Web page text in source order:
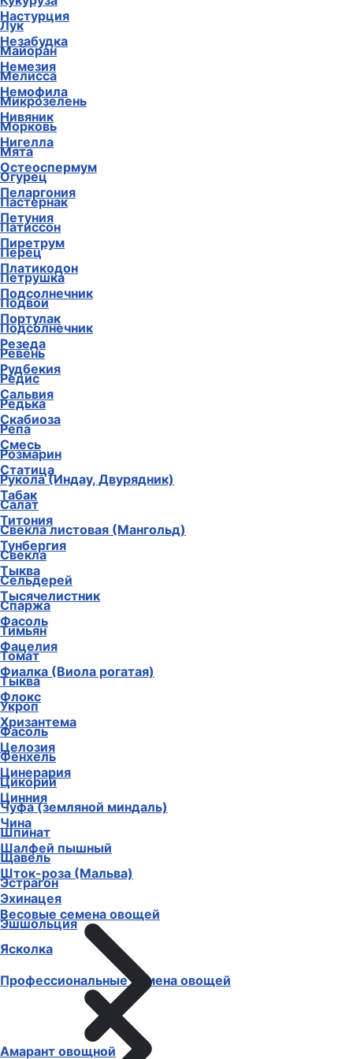
Настурция
Незабудка
Немезия
Немофила
Нивяник
Нигелла
Остеоспермум
Пеларгония
Петуния
Пиретрум
Платикодон
Подсолнечник
Портулак
Резеда
Рудбекия
Сальвия
Скабиоза
Смесь
Статица
Табак
Титония
Тунбергия
Тыква
Тысячелистник
Фасоль
Фацелия
Фиалка (Виола рогатая)
Флокс
Хризантема
Целозия
Цинерария
Цинния
Чина
Шалфей пышный
Шток-роза (Мальва)
Эхинацея
Эшшольция
Ясколка
Профессиональные семена овощей
Лук
Майоран
Мелисса
Микрозелень
Морковь
Мята
Огурец
Пастернак
Патиссон
Перец
Петрушка
Подвои
Подсолнечник
Ревень
Редис
Редька
Репа
Розмарин
Рукола (Индау, Двурядник)
Салат
Свекла листовая (Мангольд)
Свекла
Сельдерей
Спаржа
Тимьян
Томат
Тыква
Укроп
Фасоль
Фенхель
Цикорий
Чуфа (земляной миндаль)
Шпинат
Щавель
Эстрагон
Весовые семена овощей
Амарант овощной